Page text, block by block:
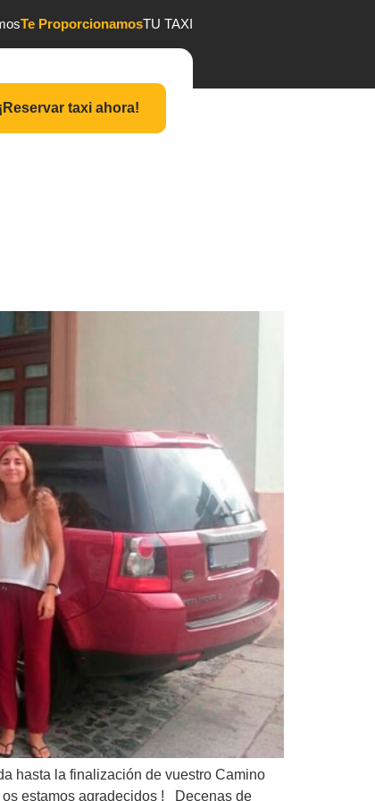
Te ProporcionamosTU TAXI
¡Reservar taxi ahora!
hasta la finalización de vuestro Camino
os estamos agradecidos ! Decenas de